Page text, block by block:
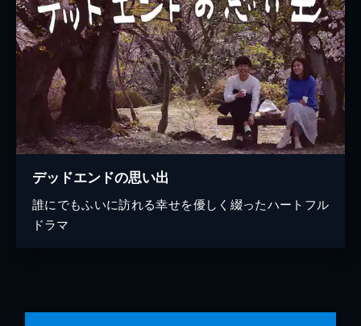
デッドエンドの思い出
誰にでもふいに訪れる幸せを優しく綴ったハートフル
ドラマ